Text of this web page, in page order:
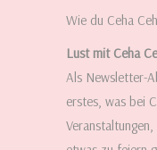
Wie du Ceha
Lust mit Ceha
Als Newsletter-
erstes, was bei